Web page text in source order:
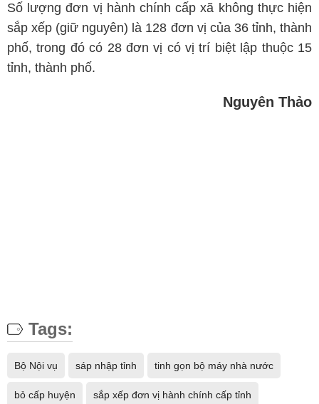
Số lượng đơn vị hành chính cấp xã không thực hiện
sắp xếp (giữ nguyên) là 128 đơn vị của 36 tỉnh, thành
phố, trong đó có 28 đơn vị có vị trí biệt lập thuộc 15
tỉnh, thành phố.
Nguyên Thảo
Tags:
Bộ Nội vụ sáp nhập tỉnh tinh gọn bộ máy nhà nước
bỏ cấp huyện sắp xếp đơn vị hành chính cấp tỉnh